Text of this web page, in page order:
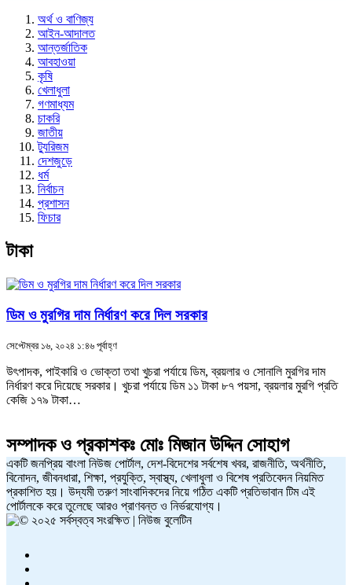
অর্থ ও বাণিজ্য
আইন-আদালত
আন্তর্জাতিক
আবহাওয়া
কৃষি
খেলাধুলা
গণমাধ্যম
চাকরি
জাতীয়
ট্যুরিজম
দেশজুড়ে
ধর্ম
নির্বাচন
প্রশাসন
ফিচার
টাকা
ডিম ও মুরগির দাম নির্ধারণ করে দিল সরকার
সেপ্টেম্বর ১৬, ২০২৪ ১:৪৬ পূর্বাহ্ণ
উৎপাদক, পাইকারি ও ভোক্তা তথা খুচরা পর্যায়ে ডিম, ব্রয়লার ও সোনালি মুরগির দাম
নির্ধারণ করে দিয়েছে সরকার। খুচরা পর্যায়ে ডিম ১১ টাকা ৮৭ পয়সা, ব্রয়লার মুরগি প্রতি
কেজি ১৭৯ টাকা…
সম্পাদক ও প্রকাশকঃ মোঃ মিজান উদ্দিন সোহাগ
একটি জনপ্রিয় বাংলা নিউজ পোর্টাল, দেশ-বিদেশের সর্বশেষ খবর, রাজনীতি, অর্থনীতি,
বিনোদন, জীবনধারা, শিক্ষা, প্রযুক্তি, স্বাস্থ্য, খেলাধুলা ও বিশেষ প্রতিবেদন নিয়মিত
প্রকাশিত হয়। উদ্যমী তরুণ সাংবাদিকদের নিয়ে গঠিত একটি প্রতিভাবান টিম এই
পোর্টালকে করে তুলেছে আরও প্রাণবন্ত ও নির্ভরযোগ্য।